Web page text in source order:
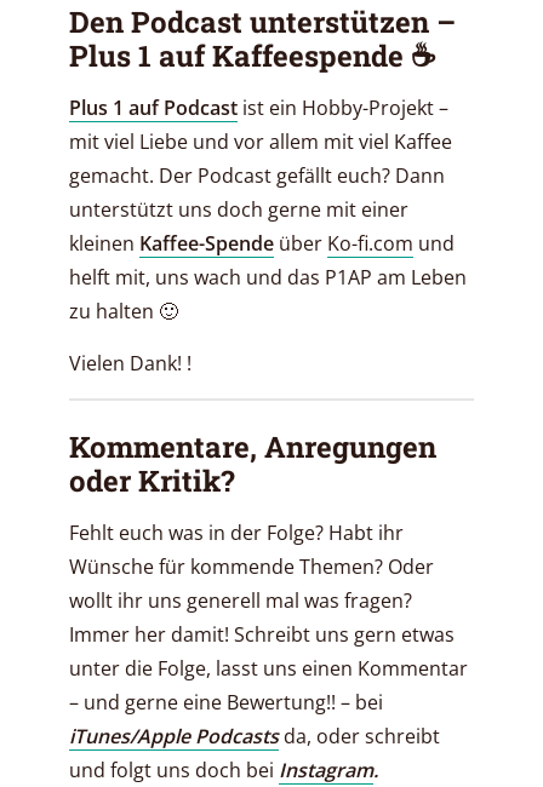
Den Podcast unterstützen –
Plus 1 auf Kaffeespende ☕️
Plus 1 auf Podcast ist ein Hobby-Projekt –
mit viel Liebe und vor allem mit viel Kaffee
gemacht. Der Podcast gefällt euch? Dann
unterstützt uns doch gerne mit einer
kleinen Kaffee-Spende über Ko-fi.com und
helft mit, uns wach und das P1AP am Leben
zu halten 🙂
Vielen Dank! !
Kommentare, Anregungen
oder Kritik?
Fehlt euch was in der Folge? Habt ihr
Wünsche für kommende Themen? Oder
wollt ihr uns generell mal was fragen?
Immer her damit! Schreibt uns gern etwas
unter die Folge, lasst uns einen Kommentar
– und gerne eine Bewertung!! – bei
iTunes/Apple Podcastsda, oder schreibt
und folgt uns doch bei Instagram.